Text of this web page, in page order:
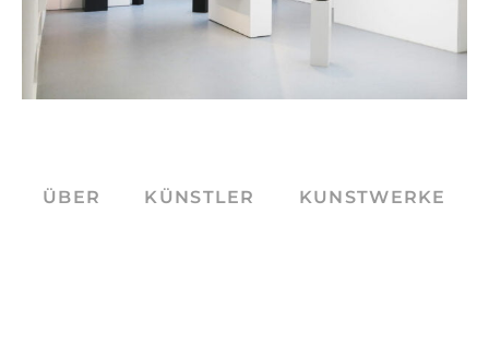
ÜBER KÜNSTLER KUNSTWERKE